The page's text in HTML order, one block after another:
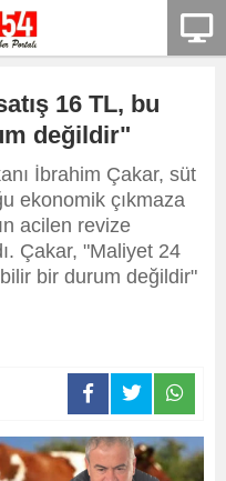
16 TL, bu
değildir"
İbrahim Çakar, süt
ekonomik çıkmaza
acilen revize
Çakar, "Maliyet 24
bir durum değildir"